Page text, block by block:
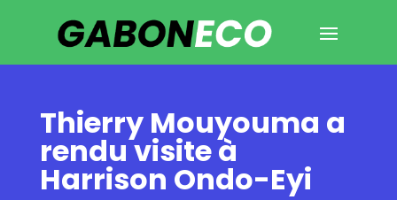
Thierry Mouyouma a
rendu visite à
Harrison Ondo-Eyi